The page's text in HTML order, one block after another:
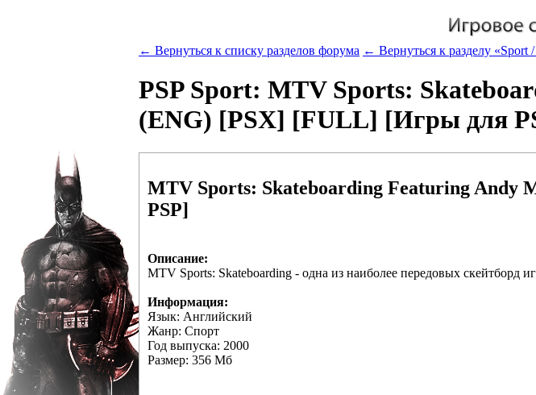
← Вернуться к списку разделов форума ← Вернуться к разделу «Sport
PSP Sport: MTV Sports:
(ENG) [PSX] [FULL] [Игры для
MTV Sports: Skateboarding Featuring
PSP]
Описание:
MTV Sports: Skateboarding - одна из наиболее передовых скейтборд
Информация:
Язык: Английский
Жанр: Спорт
Год выпуска: 2000
Размер: 356 Мб